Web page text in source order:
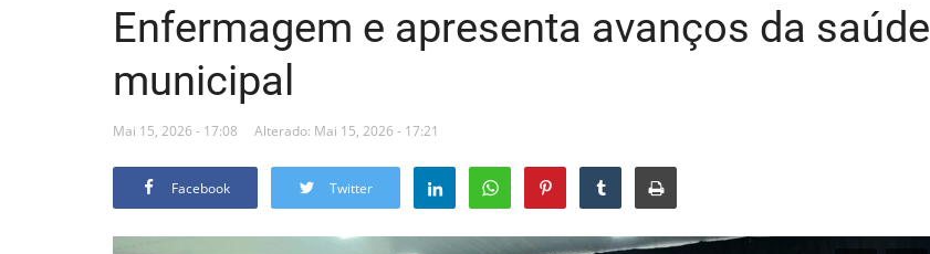
Enfermagem e apresenta avanços da saúde
municipal
Mai 15, 2026 - 17:08 Alterado: Mai 15, 2026 - 17:21
Facebook Twitter